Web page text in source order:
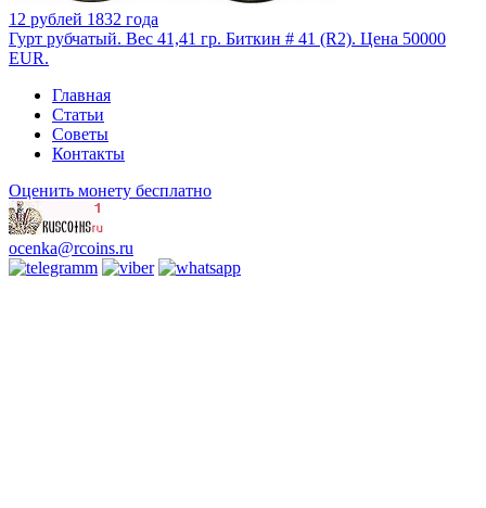
12 рублей 1832 года
Гурт рубчатый. Вес 41,41 гр. Биткин # 41 (R2). Цена 50000
EUR.
Главная
Статьи
Советы
Контакты
Оценить монету бесплатно
ocenka@rcoins.ru